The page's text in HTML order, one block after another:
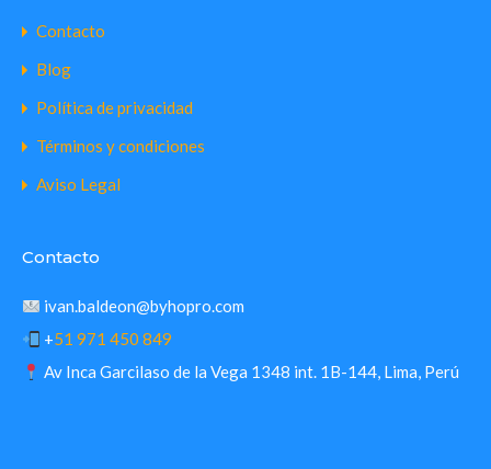
Contacto
Blog
Política de privacidad
Términos y condiciones
Aviso Legal
Contacto
ivan.baldeon@byhopro.com
+51 971 450 849
Av Inca Garcilaso de la Vega 1348 int. 1B-144, Lima, Perú